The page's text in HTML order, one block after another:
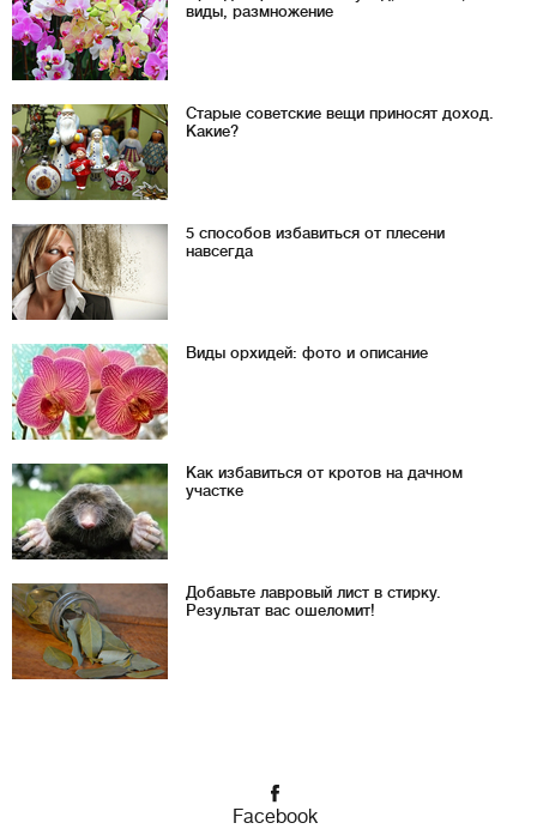
виды, размножение
Старые советские вещи приносят доход.
Какие?
5 способов избавиться от плесени
навсегда
Виды орхидей: фото и описание
Как избавиться от кротов на дачном
участке
Добавьте лавровый лист в стирку.
Результат вас ошеломит!
Facebook